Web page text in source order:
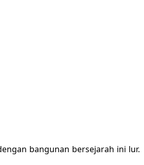
bangunan bersejarah ini lur.